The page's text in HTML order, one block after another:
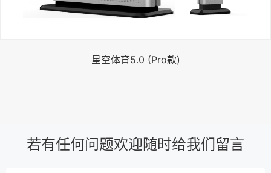
星空体育5.0 (Pro款)
若有任何问题欢迎随时给我们留言